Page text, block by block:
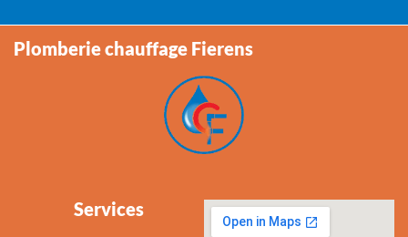
Plomberie chauffage Fierens
Services